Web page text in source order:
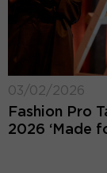
03/02/2026
Fashion Pro
2026 ‘Made